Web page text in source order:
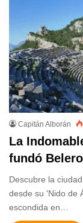
Capitán Alborán
La
fundó
Descubre la
desde su 'Nido de
escondida en…